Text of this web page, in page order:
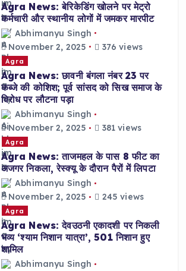
Agra News: बेरिकेडिंग खोलने पर मेट्रो
कर्मचारी और स्थानीय लोगों में जमकर मारपीट
Abhimanyu Singh
November 2, 2025
376 views
Agra
Agra News: छावनी बंगला नंबर 23 पर
कब्जे की कोशिश; पूर्व सांसद को सिख समाज के
विरोध पर लौटना पड़ा
Abhimanyu Singh
November 2, 2025
381 views
Agra
Agra News: ताजमहल के पास 8 फीट का
अजगर निकला, रेस्क्यू के दौरान पैरों में लिपटा
Abhimanyu Singh
November 2, 2025
245 views
Agra
Agra News: देवउठनी एकादशी पर निकली
भव्य ‘श्याम निशान यात्रा’, 501 निशान हुए
शामिल
Abhimanyu Singh